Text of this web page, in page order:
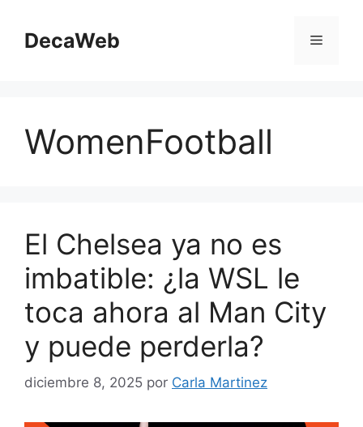
contenido
DecaWeb Menú
WomenFootball
El Chelsea ya no es
imbatible: ¿la WSL le
toca ahora al Man City
y puede perderla?
diciembre 8, 2025 por Carla Martinez